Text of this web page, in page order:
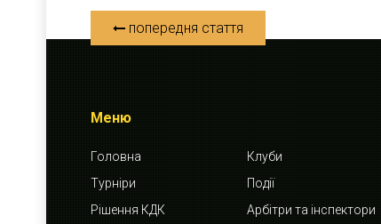
попередня стаття
Меню
Головна
Клуби
Турніри
Події
Рішення КДК
Арбітри та інспектори